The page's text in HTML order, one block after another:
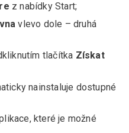
z nabídky Start;
vlevo dole – druhá
tlačítka Získat
nainstaluje dostupné
které je možné